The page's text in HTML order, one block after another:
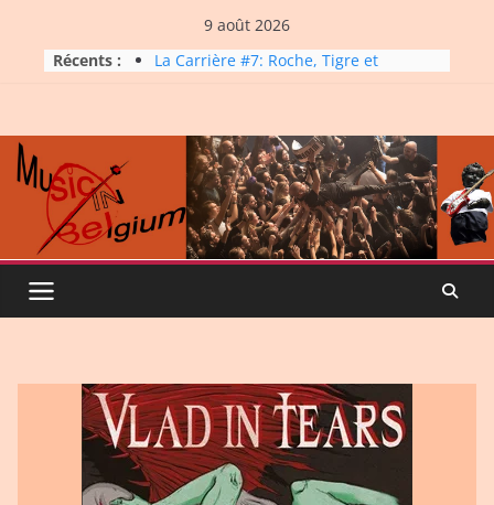
content
9 août 2026
Récents :
La Carrière #7: Roche, Tigre et
Micro Festival #16, maxi line-
Dynatop3 – 26 juillet 2026